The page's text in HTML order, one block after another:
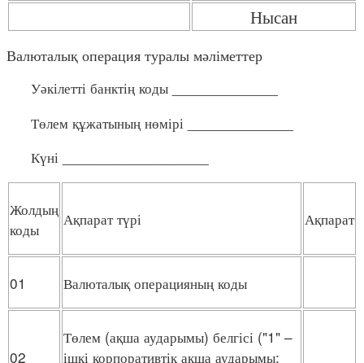
Нысан
Валюталық операция туралы мәліметтер
Уәкілетті банктің коды _____________
Төлем құжатының нөмірі _____________
Күні __________________
Жолдың
коды
Ақпарат түрі Ақпарат
01 Валюталық операцияның коды
02
Төлем (ақша аударымы) белгісі ("1" –
ішкі корпоративтік ақша аударымы;